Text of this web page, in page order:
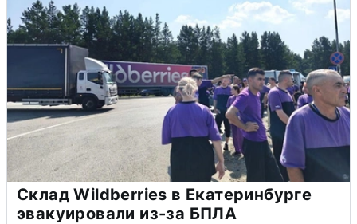
Склад Wildberries в Екатеринбурге
эвакуировали из-за БПЛА